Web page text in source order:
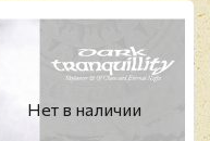
Нет в наличии